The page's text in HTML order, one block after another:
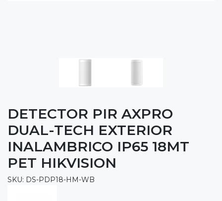
DETECTOR PIR AXPRO
DUAL-TECH EXTERIOR
INALAMBRICO IP65 18MT
PET HIKVISION
SKU: DS-PDP18-HM-WB